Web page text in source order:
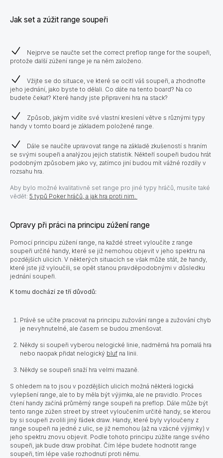
Jak set a zúžit range soupeři
Nejprve se naučte set the correct preflop range for the soupeři,
protože další zúžení range je na něm založeno.
Vžijte se do situace, ve které se ocitl váš soupeři, a zhodnoťte
jeho jednání, jako byste to dělali. Co dáte na tento board? Na co
budete čekat? Které handy jste připraveni hra na stack?
Způsob, jakým vidíte své vlastní kreslení větve s různými typy
handy v tomto board je základem položené range.
Dále se naučíte upravovat range na základě zkušeností s hraním
se svými soupeři a analýzou jejich statistik. Někteří soupeři budou hrát
podobným způsobem jako vy, zatímco jiní budou mít vážné rozdíly v
rozsahu hra.
Aby bylo možné kvalitativně set range pro jiné typy hráčů, musíte také
vědět: 5 typů Poker hráčů, a jak hra proti nim.
Opravy při práci na principu zúžení range
Pomocí principu zúžení range, na každé street vyloučíte z range
soupeři určité handy, které se již nemohou objevit v jeho spektru na
pozdějších ulicích. V některých situacích se však může stát, že handy,
které jste již vyloučili, se opět stanou pravděpodobnými v důsledku
jednání soupeři.
K tomu dochází ze tří důvodů:
Právě se učíte pracovat na principu zužování range a zužování chyb
je nevyhnutelné, ale časem se budou zmenšovat.
Někdy si soupeři vyberou nelogické linie, nadměrná hra pomalá hra
nebo naopak přidat nelogický bluf na linii.
Někdy se soupeři snaží hra velmi mazaně.
S ohledem na to jsou v pozdějších ulicích možná některá logická
vylepšení range, ale to by měla být výjimka, ale ne pravidlo. Proces
čtení handy začíná průměrný range soupeři na preflop. Dále může být
tento range zúžen street by street vyloučením určité handy, se kterou
by si soupeři zvolili jiný řádek draw. Handy, které byly vyloučeny z
range soupeři na jedné z ulic, se již nemohou (až na vzácné výjimky) v
jeho spektru znovu objevit. Podle tohoto principu zúžíte range svého
soupeři, jak bude draw probíhat. Čím lépe budete hodnotit range
soupeři, tím lépe vaše rozhodnutí proti němu.